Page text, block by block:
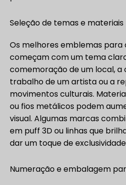
Seleção de temas e materiais
Os melhores emblemas para
começam com um tema
comemoração de um local, a
trabalho de um artista ou a
movimentos culturais.
ou fios metálicos podem
visual. Algumas marcas
em puff 3D ou linhas que
dar um toque de
Numeração e embalagem